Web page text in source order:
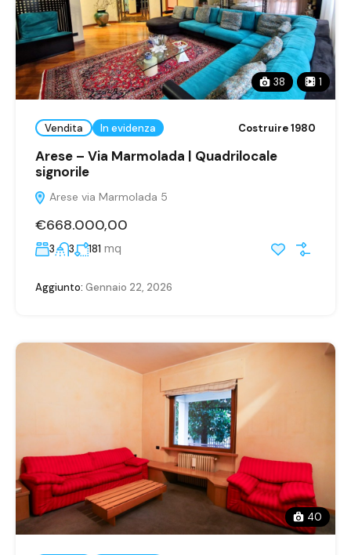
38 1
Vendita In evidenza Costruire 1980
Arese – Via Marmolada | Quadrilocale
signorile
Arese via Marmolada 5
€668.000,00
3 3 181 mq
Aggiunto: Gennaio 22, 2026
40